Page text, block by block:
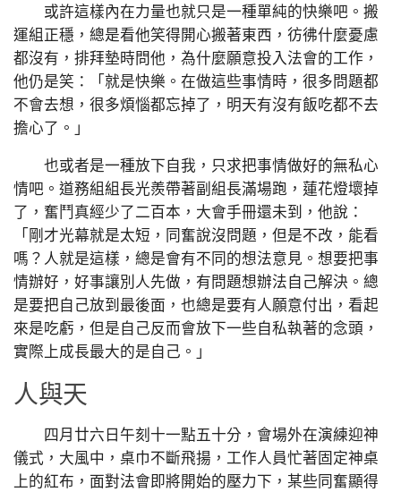
或許這樣內在力量也就只是一種單純的快樂吧。搬
運組正穩，總是看他笑得開心搬著東西，彷彿什麼憂慮
都沒有，排拜墊時問他，為什麼願意投入法會的工作，
他仍是笑：「就是快樂。在做這些事情時，很多問題都
不會去想，很多煩惱都忘掉了，明天有沒有飯吃都不去
擔心了。」
也或者是一種放下自我，只求把事情做好的無私心
情吧。道務組組長光羨帶著副組長滿場跑，蓮花燈壞掉
了，奮鬥真經少了二百本，大會手冊還未到，他說：
「剛才光幕就是太短，同奮說沒問題，但是不改，能看
嗎？人就是這樣，總是會有不同的想法意見。想要把事
情辦好，好事讓別人先做，有問題想辦法自己解決。總
是要把自己放到最後面，也總是要有人願意付出，看起
來是吃虧，但是自己反而會放下一些自私執著的念頭，
實際上成長最大的是自己。」
人與天
四月廿六日午刻十一點五十分，會場外在演練迎神
儀式，大風中，桌巾不斷飛揚，工作人員忙著固定神桌
上的紅布，面對法會即將開始的壓力下，某些同奮顯得